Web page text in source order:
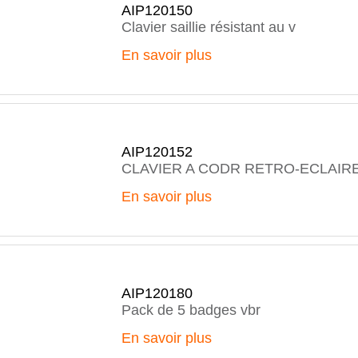
AIP120150
Clavier saillie résistant au v
En savoir plus
AIP120152
CLAVIER A CODR RETRO-
En savoir plus
AIP120180
Pack de 5 badges vbr
En savoir plus